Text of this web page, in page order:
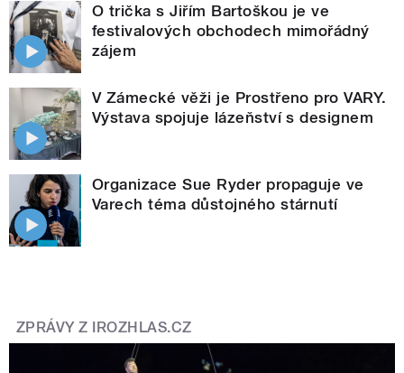
O trička s Jiřím Bartoškou je ve
festivalových obchodech mimořádný
zájem
V Zámecké věži je Prostřeno pro VARY.
Výstava spojuje lázeňství s designem
Organizace Sue Ryder propaguje ve
Varech téma důstojného stárnutí
ZPRÁVY Z IROZHLAS.CZ